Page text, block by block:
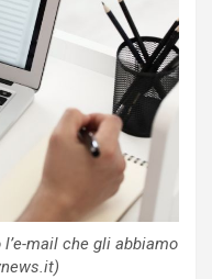
mail che gli abbiamo